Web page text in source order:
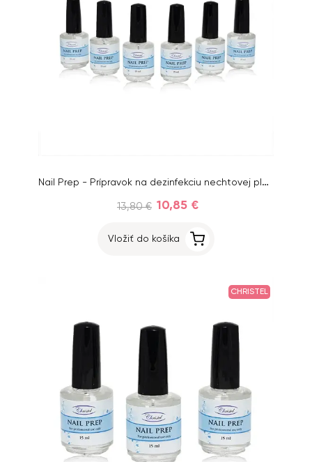
Nail Prep - Prípravok na dezinfekciu nechtovej platničky, 6ks
13,80 € 10,85 €
Vložiť do košíka
CHRISTEL